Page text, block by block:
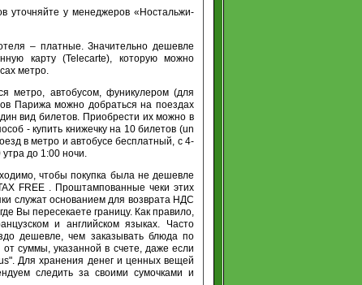
уточняйте у менеджеров «Ностальжи-
– платные. Значительно дешевле
карту (Telecarte), которую можно
метро.
метро, автобусом, фуникулером (для
Парижа можно добраться на поездах
вид билетов. Приобрести их можно в
- купить книжечку на 10 билетов (un
в метро и автобусе бесплатный, с 4-
до 1:00 ночи.
чтобы покупка была не дешевле
FREE . Проштампованные чеки этих
служат основанием для возврата НДС
Вы пересекаете границу. Как правило,
и английском языках. Часто
дешевле, чем заказывать блюда по
суммы, указанной в счете, даже если
Для хранения денег и ценных вещей
следить за своими сумочками и